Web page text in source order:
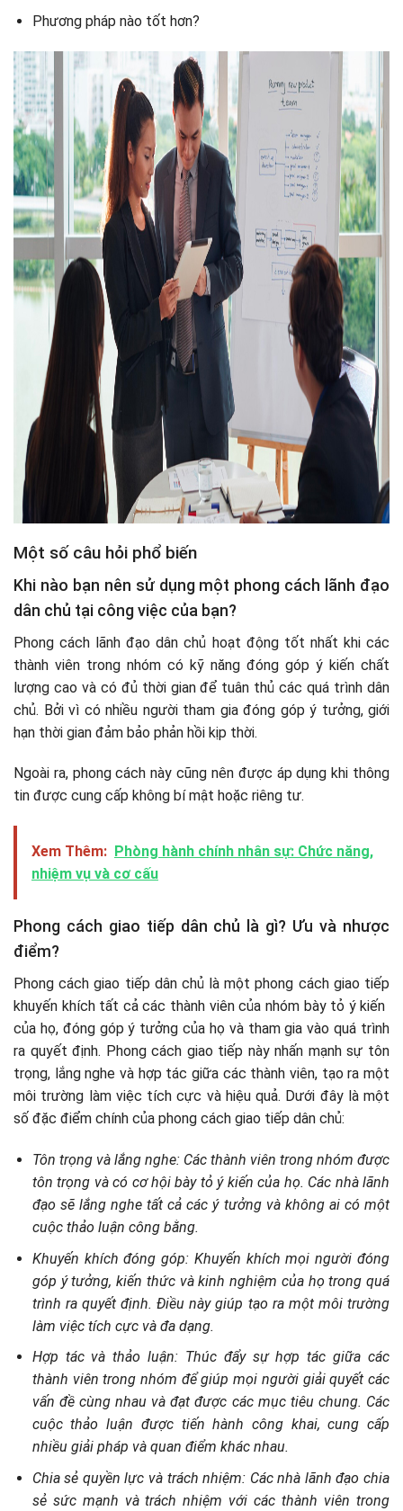
Phương pháp nào tốt hơn?
Một số câu hỏi phổ biến
Khi nào bạn nên sử dụng một phong cách lãnh đạo
dân chủ tại công việc của bạn?
Phong cách lãnh đạo dân chủ hoạt động tốt nhất khi các
thành viên trong nhóm có kỹ năng đóng góp ý kiến ​​chất
lượng cao và có đủ thời gian để tuân thủ các quá trình dân
chủ. Bởi vì có nhiều người tham gia đóng góp ý tưởng, giới
hạn thời gian đảm bảo phản hồi kịp thời.
Ngoài ra, phong cách này cũng nên được áp dụng khi thông
tin được cung cấp không bí mật hoặc riêng tư.
Xem Thêm: Phòng hành chính nhân sự: Chức năng,
nhiệm vụ và cơ cấu
Phong cách giao tiếp dân chủ là gì? Ưu và nhược
điểm?
Phong cách giao tiếp dân chủ là một phong cách giao tiếp
khuyến khích tất cả các thành viên của nhóm bày tỏ ý kiến ​​
của họ, đóng góp ý tưởng của họ và tham gia vào quá trình
ra quyết định. Phong cách giao tiếp này nhấn mạnh sự tôn
trọng, lắng nghe và hợp tác giữa các thành viên, tạo ra một
môi trường làm việc tích cực và hiệu quả. Dưới đây là một
số đặc điểm chính của phong cách giao tiếp dân chủ:
Tôn trọng và lắng nghe: Các thành viên trong nhóm được
tôn trọng và có cơ hội bày tỏ ý kiến ​​của họ. Các nhà lãnh
đạo sẽ lắng nghe tất cả các ý tưởng và không ai có một
cuộc thảo luận công bằng.
Khuyến khích đóng góp: Khuyến khích mọi người đóng
góp ý tưởng, kiến ​​thức và kinh nghiệm của họ trong quá
trình ra quyết định. Điều này giúp tạo ra một môi trường
làm việc tích cực và đa dạng.
Hợp tác và thảo luận: Thúc đẩy sự hợp tác giữa các
thành viên trong nhóm để giúp mọi người giải quyết các
vấn đề cùng nhau và đạt được các mục tiêu chung. Các
cuộc thảo luận được tiến hành công khai, cung cấp
nhiều giải pháp và quan điểm khác nhau.
Chia sẻ quyền lực và trách nhiệm: Các nhà lãnh đạo chia
sẻ sức mạnh và trách nhiệm với các thành viên trong